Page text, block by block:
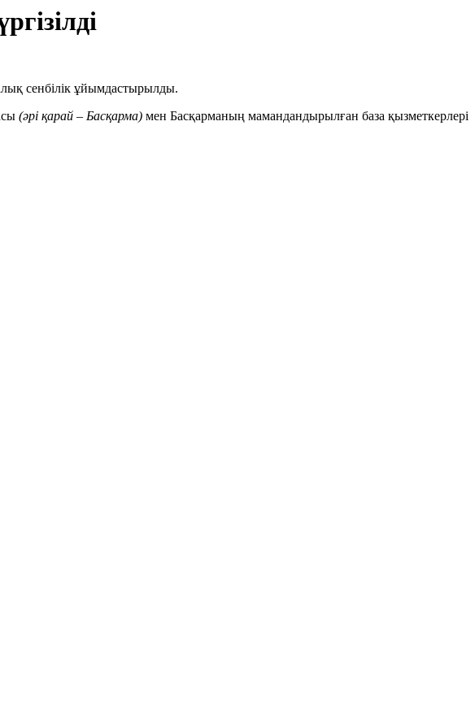
сенбілік ұйымдастырылды.
(әрі қарай – Басқарма) мен Басқарманың мамандандырылған база қызметкерлері